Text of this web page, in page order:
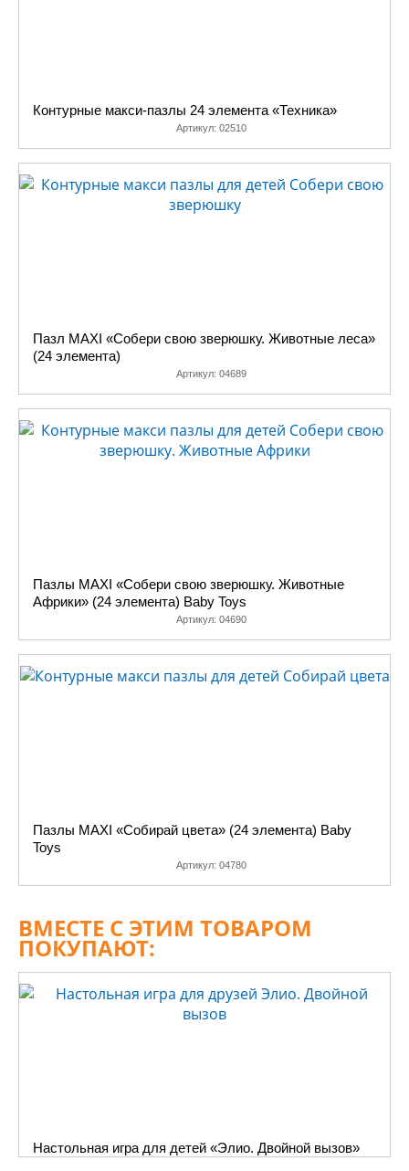
картинок.
Собирая макси-пазлы, сначала с Вашей помощью, а затем и
элементы с целым изображением, подбирать фрагменты по цвету
и форме. Игра разовьет усидчивость, наблюдательность и
зрительное восприятие. Манипулируя отдельными элементами
оптовых покупателей.
Контурные макси-пазлы 24 элемента «Техника»
Артикул: 02510
Пазл MAXI «Собери свою зверюшку. Животные леса»
(24 элемента)
Артикул: 04689
Пазлы MAXI «Собери свою зверюшку. Животные
Африки» (24 элемента) Baby Toys
Артикул: 04690
Пазлы MAXI «Собирай цвета» (24 элемента) Baby
Toys
Артикул: 04780
ВМЕСТЕ С ЭТИМ ТОВАРОМ
ПОКУПАЮТ:
Настольная игра для детей «Элио. Двойной вызов»